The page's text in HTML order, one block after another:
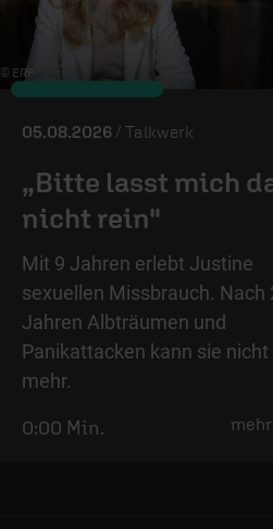
© ERF
05.08.2026 / Talkwerk
„Bitte lasst mich
nicht rein"
Mit 9 Jahren erlebt Justine
sexuellen Missbrauch. Nach
Jahren Albträumen und
Panikattacken kann sie nicht
mehr.
mehr
0:00 Min.